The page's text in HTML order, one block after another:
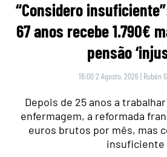
“Considero
67 anos recebe 1.790€
pensão
18:00 2 Agosto, 2026 | Rubén
Depois de 25 anos a
enfermagem, a reformada
euros brutos por mês, mas
insuficiente